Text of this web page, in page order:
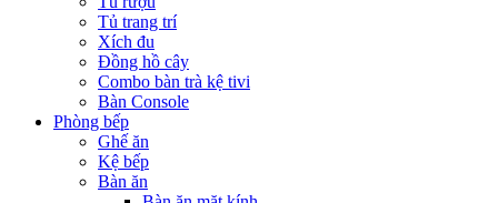
Tủ trang trí
Xích đu
Đồng hồ cây
Combo bàn trà kệ tivi
Bàn Console
Phòng bếp
Ghế ăn
Kệ bếp
Bàn ăn